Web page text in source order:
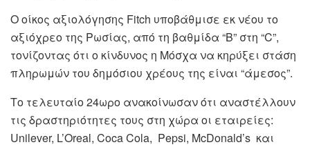
Ο οίκος αξιολόγησης Fitch υποβάθμισε εκ νέου το
αξιόχρεο της Ρωσίας, από τη βαθμίδα “B” στη “C”,
τονίζοντας ότι ο κίνδυνος η Μόσχα να κηρύξει στάση
πληρωμών του δημόσιου χρέους της είναι “άμεσος”.
Το τελευταίο 24ωρο ανακοίνωσαν ότι αναστέλλουν
τις δραστηριότητες τους στη χώρα οι εταιρείες:
Unilever, L’Oreal, Coca Cola, Pepsi, McDonald’s και